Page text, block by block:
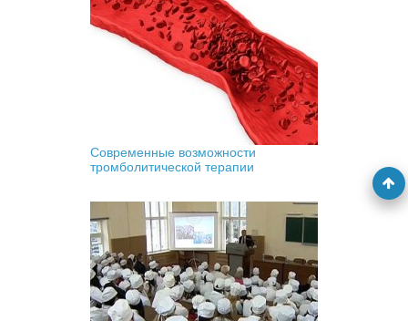
Современные возможности
тромболитической терапии